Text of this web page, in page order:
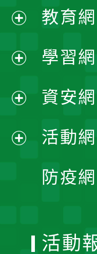
選
單
開
選
單
開
選
單
開
選
開
教育
學習
資安
活動
防疫
活動